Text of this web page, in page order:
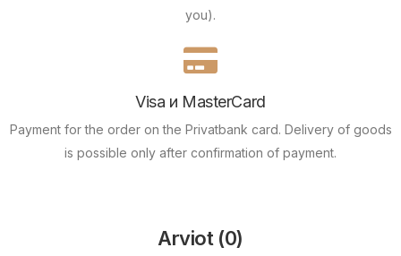
you).
Visa и MasterCard
Payment for the order on the Privatbank card. Delivery of goods
is possible only after confirmation of payment.
Arviot (0)